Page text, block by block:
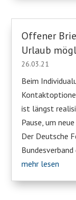
Offener
Urlaub
26.03.21
Beim
ist längst
Pause, um
Der Deutsche
Bundesverband
mehr lesen